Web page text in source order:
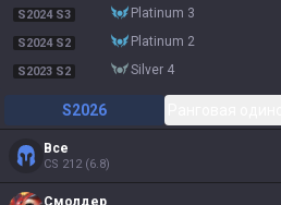
S2024 S3 platinum 3
S2024 S2 platinum 2
S2023 S2 silver 4
S2026
Все
CS 212(6.8)
Смолдер